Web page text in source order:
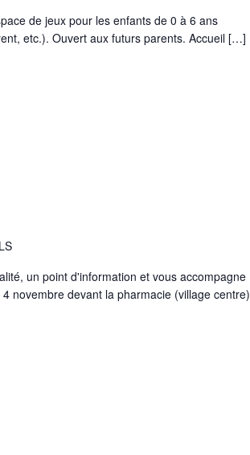
de jeux pour les enfants de 0 à 6 ans
etc.). Ouvert aux futurs parents. Accueil […]
un point d'information et vous accompagne
novembre devant la pharmacie (village centre)